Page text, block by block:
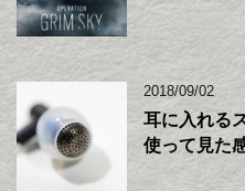
2018/09/02
耳に入れる
使って見た